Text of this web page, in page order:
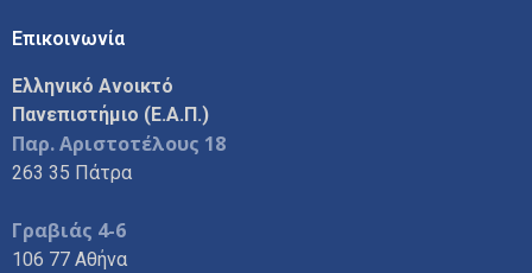
Επικοινωνία
Ελληνικό Ανοικτό
Πανεπιστήμιο (Ε.Α.Π.)
Παρ. Αριστοτέλους 18
263 35 Πάτρα
Γραβιάς 4-6
106 77 Αθήνα